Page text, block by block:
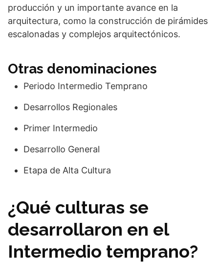
producción y un importante avance en la
arquitectura, como la construcción de pirámides
escalonadas y complejos arquitectónicos.
Otras denominaciones
Periodo Intermedio Temprano
Desarrollos Regionales
Primer Intermedio
Desarrollo General
Etapa de Alta Cultura​
¿Qué culturas se
desarrollaron en el
Intermedio temprano?